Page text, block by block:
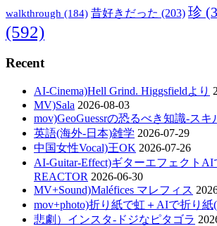
walkthrough (184) 昔好きだった (203) 珍
(592)
Recent
AI-Cinema)Hell Grind. Higgsfieldより
MV)Sala 2026-08-03
mov)GeoGuessrの恐るべき知識-スキ
英語(海外-日本)雑学 2026-07-29
中国女性Vocal)王OK 2026-07-26
AI-Guitar-Effect)ギターエフェクトAI
REACTOR 2026-06-30
MV+Sound)Maléfices マレフィス
mov+photo)折り紙で虹＋AIで折り紙
悲劇）インスタ-ドジなピタゴラ